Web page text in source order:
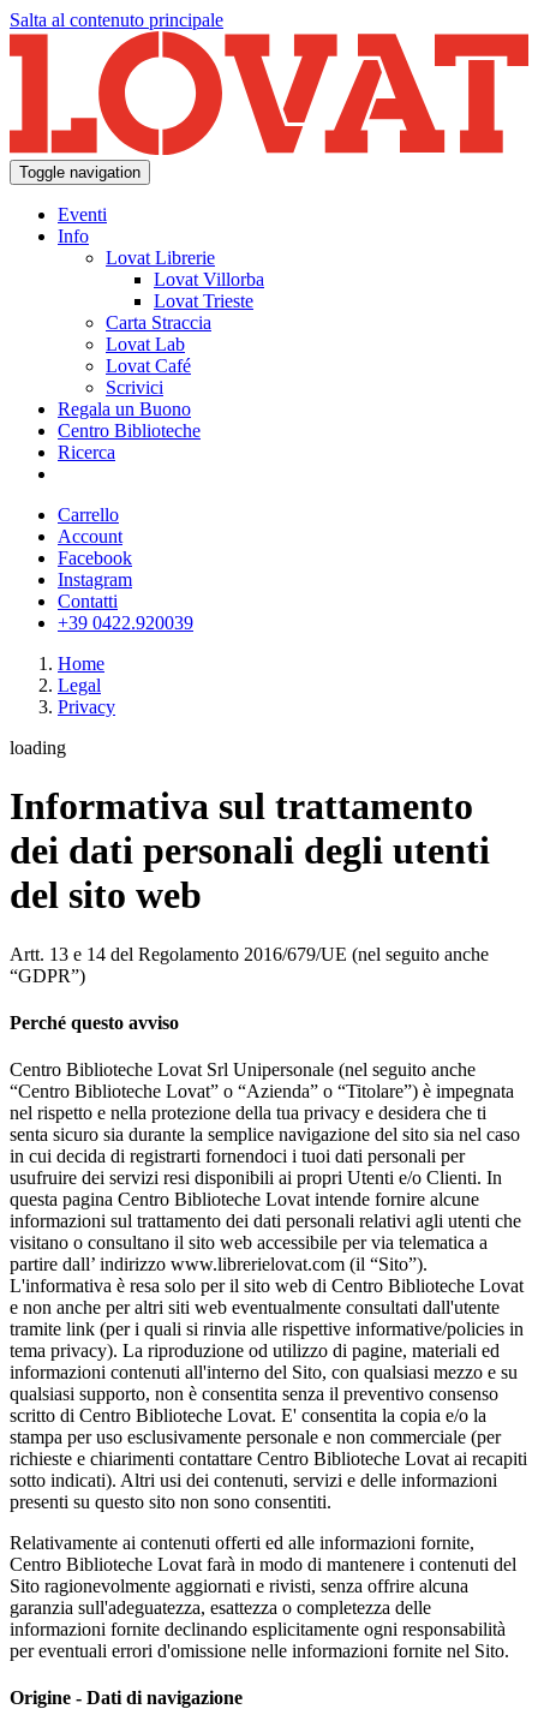
Salta al contenuto principale
Toggle navigation
Eventi
Info
Lovat Librerie
Lovat Villorba
Lovat Trieste
Carta Straccia
Lovat Lab
Lovat Café
Scrivici
Regala un Buono
Centro Biblioteche
Ricerca
Carrello
Account
Facebook
Instagram
Contatti
+39 0422.920039
Home
Legal
Privacy
loading
Informativa sul trattamento
dei dati personali degli utenti
del sito web
Artt. 13 e 14 del Regolamento 2016/679/UE (nel seguito anche
“GDPR”)
Perché questo avviso
Centro Biblioteche Lovat Srl Unipersonale (nel seguito anche
“Centro Biblioteche Lovat” o “Azienda” o “Titolare”) è impegnata
nel rispetto e nella protezione della tua privacy e desidera che ti
senta sicuro sia durante la semplice navigazione del sito sia nel caso
in cui decida di registrarti fornendoci i tuoi dati personali per
usufruire dei servizi resi disponibili ai propri Utenti e/o Clienti. In
questa pagina Centro Biblioteche Lovat intende fornire alcune
informazioni sul trattamento dei dati personali relativi agli utenti che
visitano o consultano il sito web accessibile per via telematica a
partire dall’ indirizzo www.librerielovat.com (il “Sito”).
L'informativa è resa solo per il sito web di Centro Biblioteche Lovat
e non anche per altri siti web eventualmente consultati dall'utente
tramite link (per i quali si rinvia alle rispettive informative/policies in
tema privacy). La riproduzione od utilizzo di pagine, materiali ed
informazioni contenuti all'interno del Sito, con qualsiasi mezzo e su
qualsiasi supporto, non è consentita senza il preventivo consenso
scritto di Centro Biblioteche Lovat. E' consentita la copia e/o la
stampa per uso esclusivamente personale e non commerciale (per
richieste e chiarimenti contattare Centro Biblioteche Lovat ai recapiti
sotto indicati). Altri usi dei contenuti, servizi e delle informazioni
presenti su questo sito non sono consentiti.
Relativamente ai contenuti offerti ed alle informazioni fornite,
Centro Biblioteche Lovat farà in modo di mantenere i contenuti del
Sito ragionevolmente aggiornati e rivisti, senza offrire alcuna
garanzia sull'adeguatezza, esattezza o completezza delle
informazioni fornite declinando esplicitamente ogni responsabilità
per eventuali errori d'omissione nelle informazioni fornite nel Sito.
Origine - Dati di navigazione